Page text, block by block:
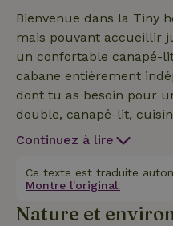
Bienvenue dans la Tiny
mais pouvant accueillir
un confortable canapé-
cabane entièrement
dont tu as besoin pour
double, canapé-lit,
(Nespresso, micro-
climatisation, minibar,
artistiques. À l'extérieur,
terrasses privées : l'une
Continuez à lire
Ce texte est traduite
Montre l'original.
Nature et